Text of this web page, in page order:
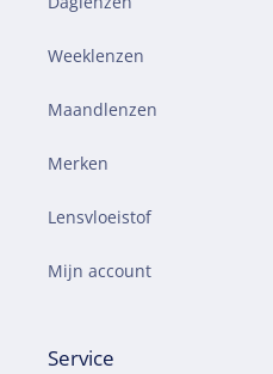
Weeklenzen
Maandlenzen
Merken
Lensvloeistof
Mijn account
Service